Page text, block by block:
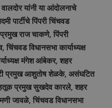
यांनी या आंदोलनाचे
पार्टीचे पिंपरी चिंचवड
राज चाकणे, पिंपरी
चिंचवड विधानसभा कार्याध्यक्ष
मंगेश आंबेकर, शहर
प्रमुख आशुतोष शेळके, असंघटित
प्रमुख सुखदेव कारले, शहर
जावळे, चिंचवड विधानसभा